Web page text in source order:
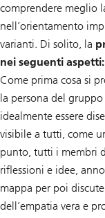
comprendere meglio
nell’orientamento
varianti. Di solito, la
nei seguenti
Come prima cosa si
la persona del
idealmente essere
visibile a tutti, come
punto, tutti i membri
riflessioni e idee,
mappa per poi
dell’empatia vera e